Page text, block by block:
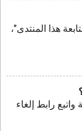
هذا المنتدى"،
رابط إلغاء